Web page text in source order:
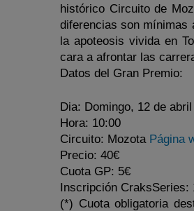
histórico Circuito de
diferencias son mínimas
la apoteosis vivida en
cara a afrontar las
Datos del Gran Premio:
Dia: Domingo, 12 de
Hora: 10:00
Circuito: Mozota Página
Precio: 40€
Cuota GP: 5€
Inscripción CraksSeries:
(*) Cuota obligatoria